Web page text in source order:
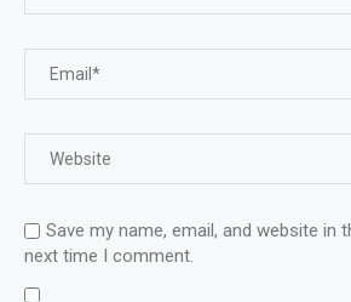
Save my name, email, and website in
next time I comment.